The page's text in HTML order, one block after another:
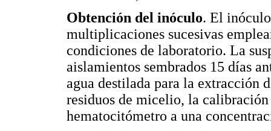
Obtención del inóculo. El
multiplicaciones sucesivas
condiciones de laboratorio. La
aislamientos sembrados 15 días
agua destilada para la extracción
residuos de micelio, la
hematocitómetro a una